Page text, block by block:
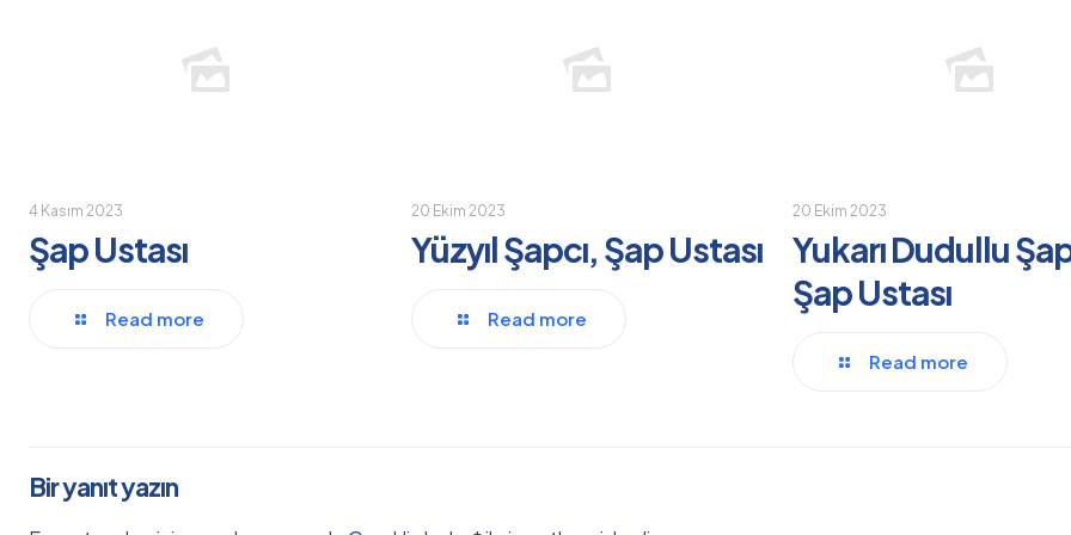
4 Kasım 2023
Şap Ustası
Read more
20 Ekim 2023
Yüzyıl Şapcı, Şap Ustası
Read more
20 Ekim 2023
Yukarı Dudullu
Şap Ustası
Read more
Bir yanıt yazın